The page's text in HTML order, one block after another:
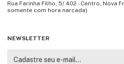
Rua Farinha Filho, 5/ 402 - Centro, Nova
somente com hora narcada)
NEWSLETTER